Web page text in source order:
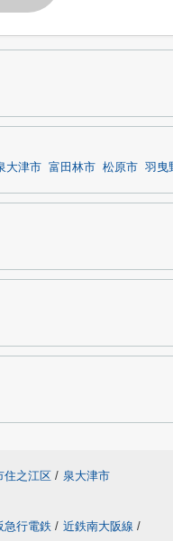
大津市 富田林市 松原市 羽曳
住之江区 / 泉大津市
急行電鉄 / 近鉄南大阪線 /